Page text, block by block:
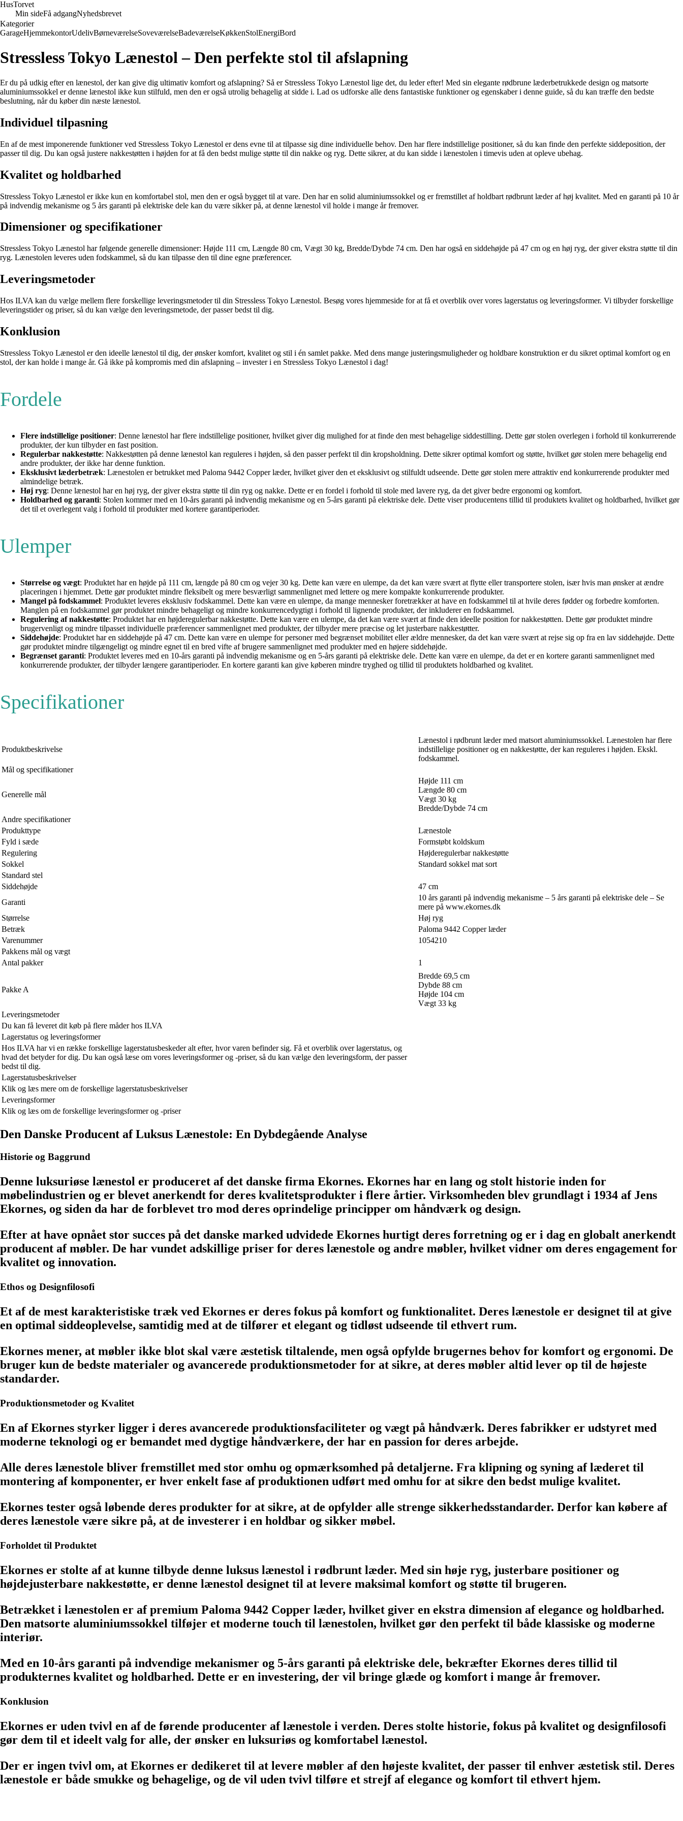
HusTorvet
Min sideFå adgangNyhedsbrevet
Kategorier
GarageHjemmekontorUdelivBørneværelseSoveværelseBadeværelseKøkkenStolEnergiBord
Stressless Tokyo Lænestol – Den perfekte stol til afslapning
Er du på udkig efter en lænestol, der kan give dig ultimativ komfort og afslapning? Så er Stressless Tokyo Lænestol lige det, du leder efter! Med sin elegante rødbrune læderbetrukkede design og matsorte
aluminiumssokkel er denne lænestol ikke kun stilfuld, men den er også utrolig behagelig at sidde i. Lad os udforske alle dens fantastiske funktioner og egenskaber i denne guide, så du kan træffe den bedste
beslutning, når du køber din næste lænestol.
Individuel tilpasning
En af de mest imponerende funktioner ved Stressless Tokyo Lænestol er dens evne til at tilpasse sig dine individuelle behov. Den har flere indstillelige positioner, så du kan finde den perfekte siddeposition, der
passer til dig. Du kan også justere nakkestøtten i højden for at få den bedst mulige støtte til din nakke og ryg. Dette sikrer, at du kan sidde i lænestolen i timevis uden at opleve ubehag.
Kvalitet og holdbarhed
Stressless Tokyo Lænestol er ikke kun en komfortabel stol, men den er også bygget til at vare. Den har en solid aluminiumssokkel og er fremstillet af holdbart rødbrunt læder af høj kvalitet. Med en garanti på 10 år
på indvendig mekanisme og 5 års garanti på elektriske dele kan du være sikker på, at denne lænestol vil holde i mange år fremover.
Dimensioner og specifikationer
Stressless Tokyo Lænestol har følgende generelle dimensioner: Højde 111 cm, Længde 80 cm, Vægt 30 kg, Bredde/Dybde 74 cm. Den har også en siddehøjde på 47 cm og en høj ryg, der giver ekstra støtte til din
ryg. Lænestolen leveres uden fodskammel, så du kan tilpasse den til dine egne præferencer.
Leveringsmetoder
Hos ILVA kan du vælge mellem flere forskellige leveringsmetoder til din Stressless Tokyo Lænestol. Besøg vores hjemmeside for at få et overblik over vores lagerstatus og leveringsformer. Vi tilbyder forskellige
leveringstider og priser, så du kan vælge den leveringsmetode, der passer bedst til dig.
Konklusion
Stressless Tokyo Lænestol er den ideelle lænestol til dig, der ønsker komfort, kvalitet og stil i én samlet pakke. Med dens mange justeringsmuligheder og holdbare konstruktion er du sikret optimal komfort og en
stol, der kan holde i mange år. Gå ikke på kompromis med din afslapning – invester i en Stressless Tokyo Lænestol i dag!
Fordele
Flere indstillelige positioner: Denne lænestol har flere indstillelige positioner, hvilket giver dig mulighed for at finde den mest behagelige siddestilling. Dette gør stolen overlegen i forhold til konkurrerende
produkter, der kun tilbyder en fast position.
Regulerbar nakkestøtte: Nakkestøtten på denne lænestol kan reguleres i højden, så den passer perfekt til din kropsholdning. Dette sikrer optimal komfort og støtte, hvilket gør stolen mere behagelig end
andre produkter, der ikke har denne funktion.
Eksklusivt læderbetræk: Lænestolen er betrukket med Paloma 9442 Copper læder, hvilket giver den et eksklusivt og stilfuldt udseende. Dette gør stolen mere attraktiv end konkurrerende produkter med
almindelige betræk.
Høj ryg: Denne lænestol har en høj ryg, der giver ekstra støtte til din ryg og nakke. Dette er en fordel i forhold til stole med lavere ryg, da det giver bedre ergonomi og komfort.
Holdbarhed og garanti: Stolen kommer med en 10-års garanti på indvendig mekanisme og en 5-års garanti på elektriske dele. Dette viser producentens tillid til produktets kvalitet og holdbarhed, hvilket gør
det til et overlegent valg i forhold til produkter med kortere garantiperioder.
Ulemper
Størrelse og vægt: Produktet har en højde på 111 cm, længde på 80 cm og vejer 30 kg. Dette kan være en ulempe, da det kan være svært at flytte eller transportere stolen, især hvis man ønsker at ændre
placeringen i hjemmet. Dette gør produktet mindre fleksibelt og mere besværligt sammenlignet med lettere og mere kompakte konkurrerende produkter.
Mangel på fodskammel: Produktet leveres eksklusiv fodskammel. Dette kan være en ulempe, da mange mennesker foretrækker at have en fodskammel til at hvile deres fødder og forbedre komforten.
Manglen på en fodskammel gør produktet mindre behageligt og mindre konkurrencedygtigt i forhold til lignende produkter, der inkluderer en fodskammel.
Regulering af nakkestøtte: Produktet har en højderegulerbar nakkestøtte. Dette kan være en ulempe, da det kan være svært at finde den ideelle position for nakkestøtten. Dette gør produktet mindre
brugervenligt og mindre tilpasset individuelle præferencer sammenlignet med produkter, der tilbyder mere præcise og let justerbare nakkestøtter.
Siddehøjde: Produktet har en siddehøjde på 47 cm. Dette kan være en ulempe for personer med begrænset mobilitet eller ældre mennesker, da det kan være svært at rejse sig op fra en lav siddehøjde. Dette
gør produktet mindre tilgængeligt og mindre egnet til en bred vifte af brugere sammenlignet med produkter med en højere siddehøjde.
Begrænset garanti: Produktet leveres med en 10-års garanti på indvendig mekanisme og en 5-års garanti på elektriske dele. Dette kan være en ulempe, da det er en kortere garanti sammenlignet med
konkurrerende produkter, der tilbyder længere garantiperioder. En kortere garanti kan give køberen mindre tryghed og tillid til produktets holdbarhed og kvalitet.
Specifikationer
Produktbeskrivelse
Lænestol i rødbrunt læder med matsort aluminiumssokkel. Lænestolen har flere
indstillelige positioner og en nakkestøtte, der kan reguleres i højden. Ekskl.
fodskammel.
Mål og specifikationer
Generelle mål
Højde 111 cm
Længde 80 cm
Vægt 30 kg
Bredde/Dybde 74 cm
Andre specifikationer
Produkttype
Lænestole
Fyld i sæde
Formstøbt koldskum
Regulering
Højderegulerbar nakkestøtte
Sokkel
Standard sokkel mat sort
Standard stel
Siddehøjde
47 cm
Garanti
10 års garanti på indvendig mekanisme – 5 års garanti på elektriske dele – Se
mere på www.ekornes.dk
Størrelse
Høj ryg
Betræk
Paloma 9442 Copper læder
Varenummer
1054210
Pakkens mål og vægt
Antal pakker
1
Pakke A
Bredde 69,5 cm
Dybde 88 cm
Højde 104 cm
Vægt 33 kg
Leveringsmetoder
Du kan få leveret dit køb på flere måder hos ILVA
Lagerstatus og leveringsformer
Hos ILVA har vi en række forskellige lagerstatusbeskeder alt efter, hvor varen befinder sig. Få et overblik over lagerstatus, og
hvad det betyder for dig. Du kan også læse om vores leveringsformer og -priser, så du kan vælge den leveringsform, der passer
bedst til dig.
Lagerstatusbeskrivelser
Klik og læs mere om de forskellige lagerstatusbeskrivelser
Leveringsformer
Klik og læs om de forskellige leveringsformer og -priser
Den Danske Producent af Luksus Lænestole: En Dybdegående Analyse
Historie og Baggrund
Denne luksuriøse lænestol er produceret af det danske firma Ekornes. Ekornes har en lang og stolt historie inden for
møbelindustrien og er blevet anerkendt for deres kvalitetsprodukter i flere årtier. Virksomheden blev grundlagt i 1934 af Jens
Ekornes, og siden da har de forblevet tro mod deres oprindelige principper om håndværk og design.
Efter at have opnået stor succes på det danske marked udvidede Ekornes hurtigt deres forretning og er i dag en globalt anerkendt
producent af møbler. De har vundet adskillige priser for deres lænestole og andre møbler, hvilket vidner om deres engagement for
kvalitet og innovation.
Ethos og Designfilosofi
Et af de mest karakteristiske træk ved Ekornes er deres fokus på komfort og funktionalitet. Deres lænestole er designet til at give
en optimal siddeoplevelse, samtidig med at de tilfører et elegant og tidløst udseende til ethvert rum.
Ekornes mener, at møbler ikke blot skal være æstetisk tiltalende, men også opfylde brugernes behov for komfort og ergonomi. De
bruger kun de bedste materialer og avancerede produktionsmetoder for at sikre, at deres møbler altid lever op til de højeste
standarder.
Produktionsmetoder og Kvalitet
En af Ekornes styrker ligger i deres avancerede produktionsfaciliteter og vægt på håndværk. Deres fabrikker er udstyret med
moderne teknologi og er bemandet med dygtige håndværkere, der har en passion for deres arbejde.
Alle deres lænestole bliver fremstillet med stor omhu og opmærksomhed på detaljerne. Fra klipning og syning af læderet til
montering af komponenter, er hver enkelt fase af produktionen udført med omhu for at sikre den bedst mulige kvalitet.
Ekornes tester også løbende deres produkter for at sikre, at de opfylder alle strenge sikkerhedsstandarder. Derfor kan købere af
deres lænestole være sikre på, at de investerer i en holdbar og sikker møbel.
Forholdet til Produktet
Ekornes er stolte af at kunne tilbyde denne luksus lænestol i rødbrunt læder. Med sin høje ryg, justerbare positioner og
højdejusterbare nakkestøtte, er denne lænestol designet til at levere maksimal komfort og støtte til brugeren.
Betrækket i lænestolen er af premium Paloma 9442 Copper læder, hvilket giver en ekstra dimension af elegance og holdbarhed.
Den matsorte aluminiumssokkel tilføjer et moderne touch til lænestolen, hvilket gør den perfekt til både klassiske og moderne
interiør.
Med en 10-års garanti på indvendige mekanismer og 5-års garanti på elektriske dele, bekræfter Ekornes deres tillid til
produkternes kvalitet og holdbarhed. Dette er en investering, der vil bringe glæde og komfort i mange år fremover.
Konklusion
Ekornes er uden tvivl en af de førende producenter af lænestole i verden. Deres stolte historie, fokus på kvalitet og designfilosofi
gør dem til et ideelt valg for alle, der ønsker en luksuriøs og komfortabel lænestol.
Der er ingen tvivl om, at Ekornes er dedikeret til at levere møbler af den højeste kvalitet, der passer til enhver æstetisk stil. Deres
lænestole er både smukke og behagelige, og de vil uden tvivl tilføre et strejf af elegance og komfort til ethvert hjem.